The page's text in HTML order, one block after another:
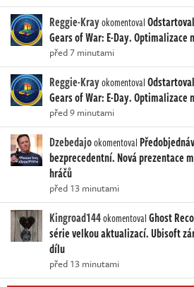
Reggie-Krayokomentoval
Gears of War: E-Day.
před 7 minutami
Reggie-Krayokomentoval
Gears of War: E-Day.
před 9 minutami
Dzebedajookomentoval
bezprecedentní. Nová prezentace
hráčů
před 13 minutami
Kingroad144okomentovalGhost
série velkou aktualizací. Ubisoft
dílu
před 13 minutami